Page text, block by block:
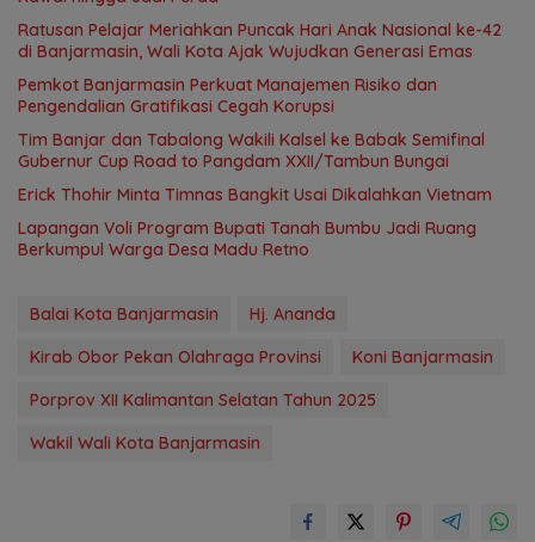
Ratusan Pelajar Meriahkan Puncak Hari Anak Nasional ke-42
di Banjarmasin, Wali Kota Ajak Wujudkan Generasi Emas
Pemkot Banjarmasin Perkuat Manajemen Risiko dan
Pengendalian Gratifikasi Cegah Korupsi
Tim Banjar dan Tabalong Wakili Kalsel ke Babak Semifinal
Gubernur Cup Road to Pangdam XXII/Tambun Bungai
Erick Thohir Minta Timnas Bangkit Usai Dikalahkan Vietnam
Lapangan Voli Program Bupati Tanah Bumbu Jadi Ruang
Berkumpul Warga Desa Madu Retno
Balai Kota Banjarmasin
Hj. Ananda
Kirab Obor Pekan Olahraga Provinsi
Koni Banjarmasin
Porprov XII Kalimantan Selatan Tahun 2025
Wakil Wali Kota Banjarmasin